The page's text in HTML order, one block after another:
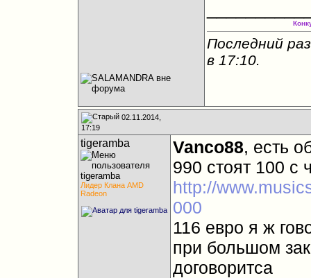
Последний
в 17:10.
02.11.2014,
17:19
tigeramba
Лидер Клана AMD
Radeon
Vanco88, есть
990 стоят 100 с
http://
000
116 евро я ж
при большом
договоритса